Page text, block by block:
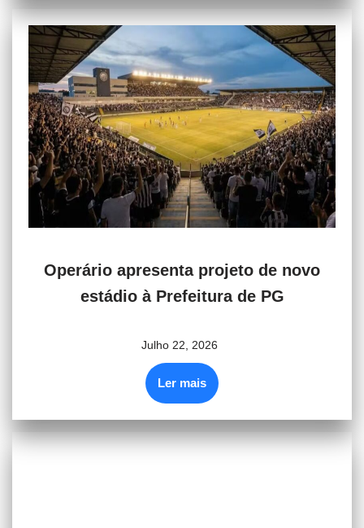
Operário apresenta projeto de novo
estádio à Prefeitura de PG
Julho 22, 2026
Ler mais